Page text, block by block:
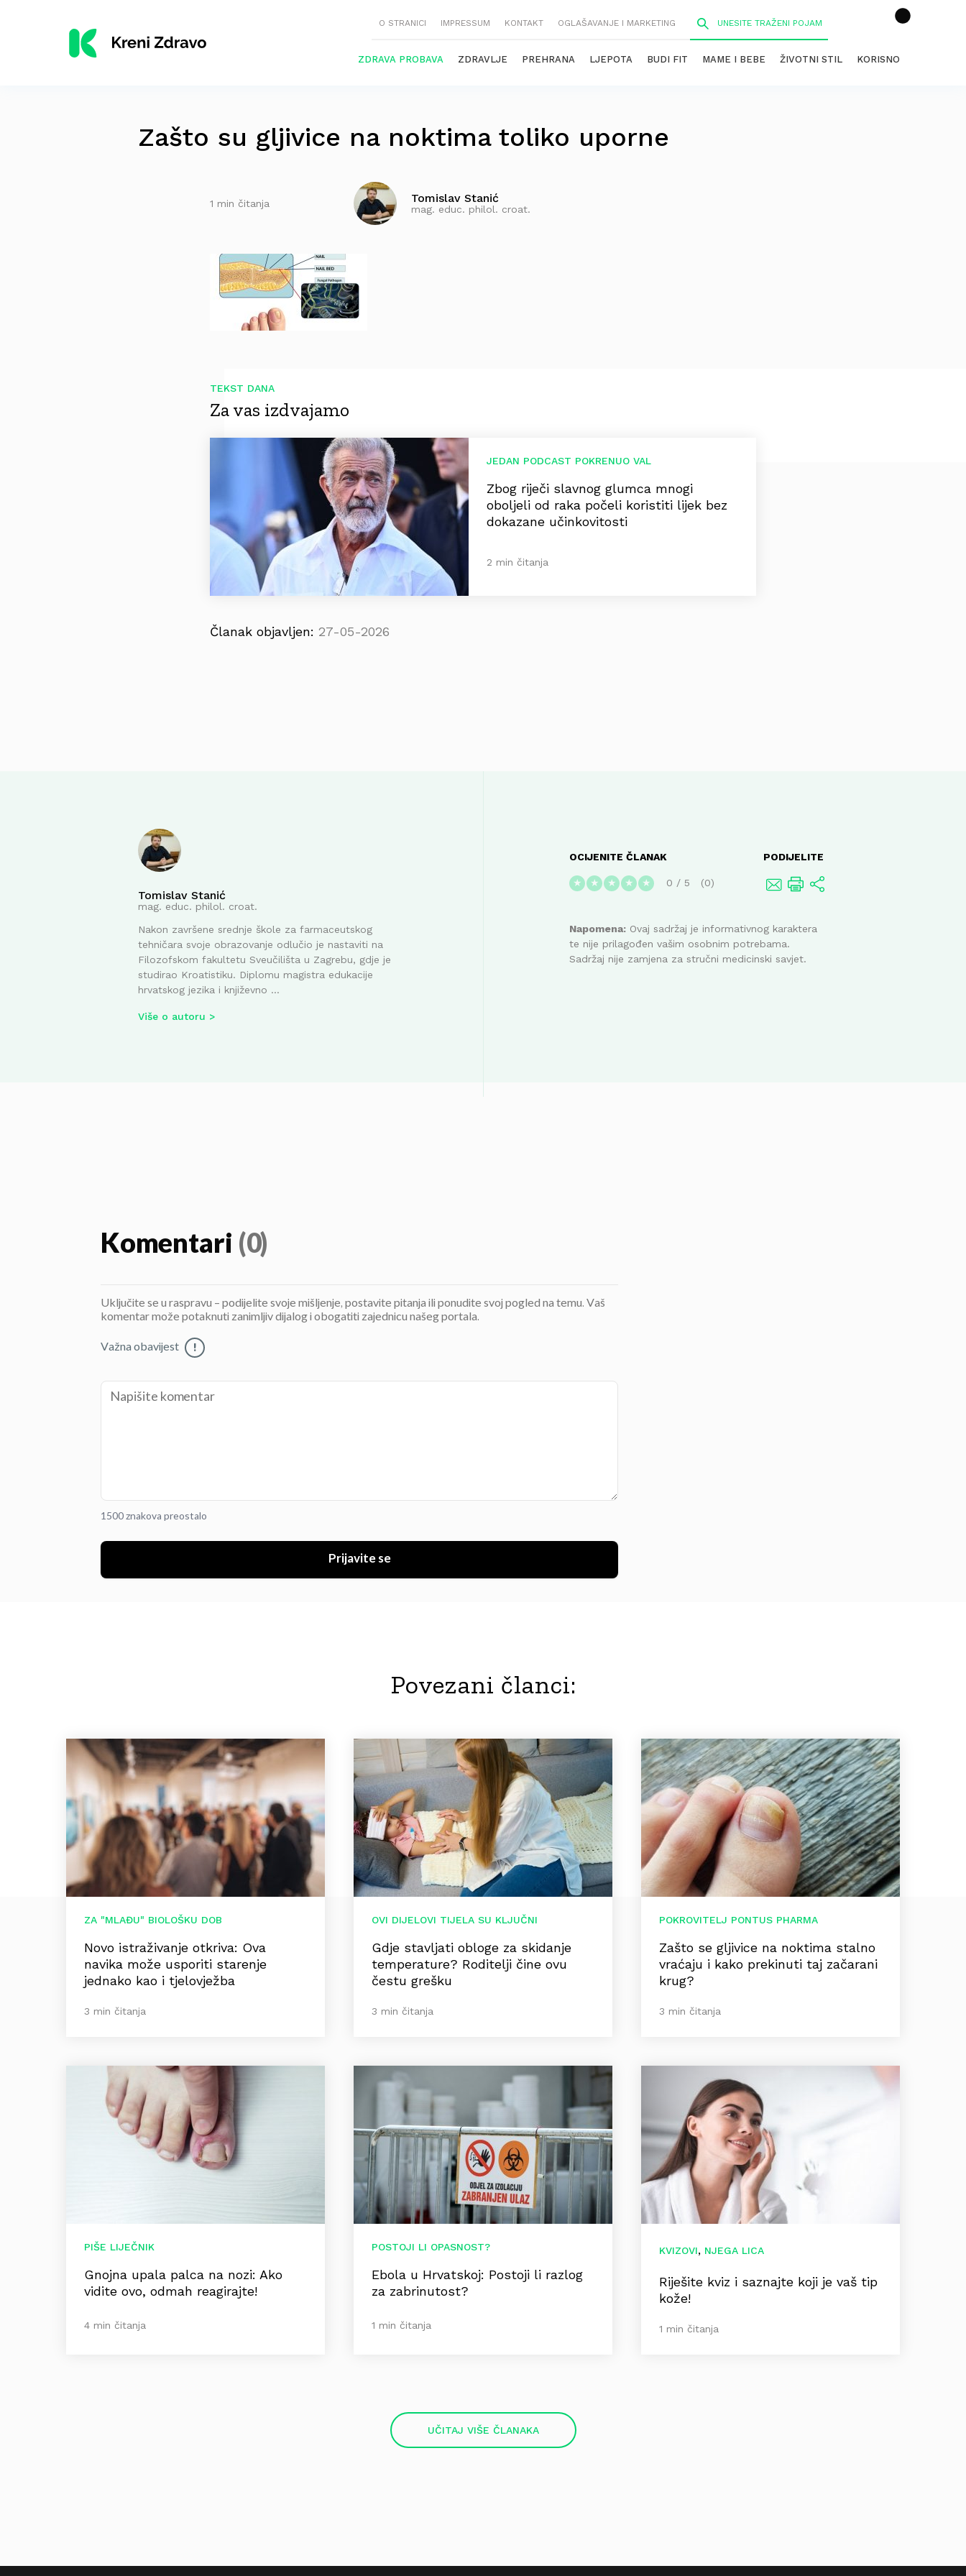
O STRANICI IMPRESSUM KONTAKT OGLAŠAVANJE I MARKETING
ZDRAVA PROBAVA ZDRAVLJE PREHRANA LJEPOTA BUDI FIT MAME I BEBE ŽIVOTNI STIL KORISNO
Zašto su gljivice na noktima toliko uporne
1 min čitanja Tomislav Stanić
mag. educ. philol. croat.
TEKST DANA
Za vas izdvajamo
JEDAN PODCAST POKRENUO VAL
Zbog riječi slavnog glumca mnogi
oboljeli od raka počeli koristiti lijek bez
dokazane učinkovitosti
2 min čitanja
Članak objavljen: 27-05-2026
Tomislav Stanić
mag. educ. philol. croat.
Nakon završene srednje škole za farmaceutskog
tehničara svoje obrazovanje odlučio je nastaviti na
Filozofskom fakultetu Sveučilišta u Zagrebu, gdje je
studirao Kroatistiku. Diplomu magistra edukacije
hrvatskog jezika i književno ...
Više o autoru
OCIJENITE ČLANAK
★ ★ ★ ★ ★ 0 / 5 0
PODIJELITE
Napomena: Ovaj sadržaj je informativnog karaktera
te nije prilagođen vašim osobnim potrebama.
Sadržaj nije zamjena za stručni medicinski savjet.
Komentari (0)
Uključite se u raspravu – podijelite svoje mišljenje, postavite pitanja ili ponudite svoj pogled na temu. Vaš
komentar može potaknuti zanimljiv dijalog i obogatiti zajednicu našeg portala.
Važna obavijest !
1500 znakova preostalo
Prijavite se
Povezani članci:
ZA "MLAĐU" BIOLOŠKU DOB
Novo istraživanje otkriva: Ova
navika može usporiti starenje
jednako kao i tjelovježba
3 min čitanja
OVI DIJELOVI TIJELA SU KLJUČNI
Gdje stavljati obloge za skidanje
temperature? Roditelji čine ovu
čestu grešku
3 min čitanja
POKROVITELJ PONTUS PHARMA
Zašto se gljivice na noktima stalno
vraćaju i kako prekinuti taj začarani
krug?
3 min čitanja
PIŠE LIJEČNIK
Gnojna upala palca na nozi: Ako
vidite ovo, odmah reagirajte!
4 min čitanja
POSTOJI LI OPASNOST?
Ebola u Hrvatskoj: Postoji li razlog
za zabrinutost?
1 min čitanja
KVIZOVI, NJEGA LICA
Riješite kviz i saznajte koji je vaš tip
kože!
1 min čitanja
UČITAJ VIŠE ČLANAKA